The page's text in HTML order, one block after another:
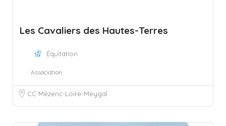
Les Cavaliers des Hautes-Terres
Équitation
Association
CC Mézenc-Loire-Meygal